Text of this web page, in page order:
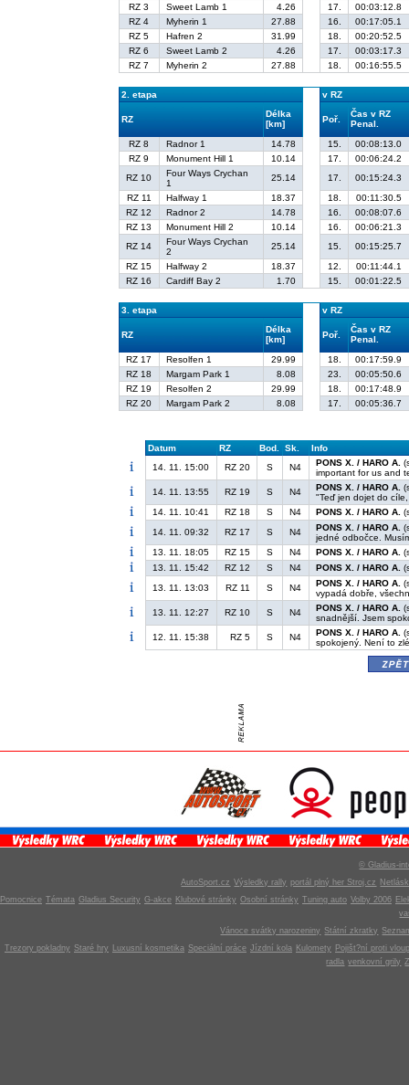
RZ 3
Sweet Lamb 1 4.26 17.
00:03:12.8
RZ 4
Myherin 1 27.88 16.
00:17:05.1
RZ 5
Hafren 2 31.99 18.
00:20:52.5
RZ 6
Sweet Lamb 2 4.26 17.
00:03:17.3
RZ 7
Myherin 2 27.88 18. 00:16:55.5
2. etapa v RZ
RZ
Délka
[km]
Poř.
Čas v RZ
Penal.
RZ 8
Radnor 1 14.78 15.
00:08:13.0
RZ 9
Monument Hill 1 10.14 17.
00:06:24.2
RZ 10
Four Ways Crychan
1
25.14 17.
00:15:24.3
RZ 11
Halfway 1 18.37 18.
00:11:30.5
RZ 12
Radnor 2 14.78 16.
00:08:07.6
RZ 13
Monument Hill 2 10.14 16.
00:06:21.3
RZ 14
Four Ways Crychan
2
25.14 15.
00:15:25.7
RZ 15
Halfway 2 18.37 12.
00:11:44.1
RZ 16
Cardiff Bay 2 1.70 15. 00:01:22.5
3. etapa v RZ
RZ
Délka
[km]
Poř.
Čas v RZ
Penal.
RZ 17
Resolfen 1 29.99 18.
00:17:59.9
RZ 18
Margam Park 1 8.08 23.
00:05:50.6
RZ 19
Resolfen 2 29.99 18.
00:17:48.9
RZ 20
Margam Park 2 8.08 17. 00:05:36.7
Datum RZ Bod. Sk.
Info
14. 11. 15:00
RZ 20 S N4 PONS X. / HARO A.
important for us and
14. 11. 13:55
RZ 19 S N4 PONS X. / HARO A.
"Teď jen dojet do
14. 11. 10:41
RZ 18 S N4 PONS X. / HARO A.
14. 11. 09:32
RZ 17 S N4 PONS X. / HARO A.
jedné odbočce.
13. 11. 18:05
RZ 15 S N4 PONS X. / HARO A.
13. 11. 15:42
RZ 12 S N4 PONS X. / HARO A.
13. 11. 13:03
RZ 11 S N4 PONS X. / HARO A.
vypadá dobře,
13. 11. 12:27
RZ 10 S N4 PONS X. / HARO A.
snadnější. Jsem
12. 11. 15:38
RZ 5 S N4 PONS X. / HARO A.
spokojený. Není to
© Gladius-
AutoSport.cz Výsledky rally portál plný her Stroj.cz
Pomocnice Témata Gladius Security G-akce Klubové stránky Osobní stránky Tuning auto Volby 2006
Vánoce svátky narozeniny Státní zkratky
Trezory pokladny Staré hry Luxusní kosmetika Speciální práce Jízdní kola Kulomety
Pojišt?ní proti
radla venkovní grily